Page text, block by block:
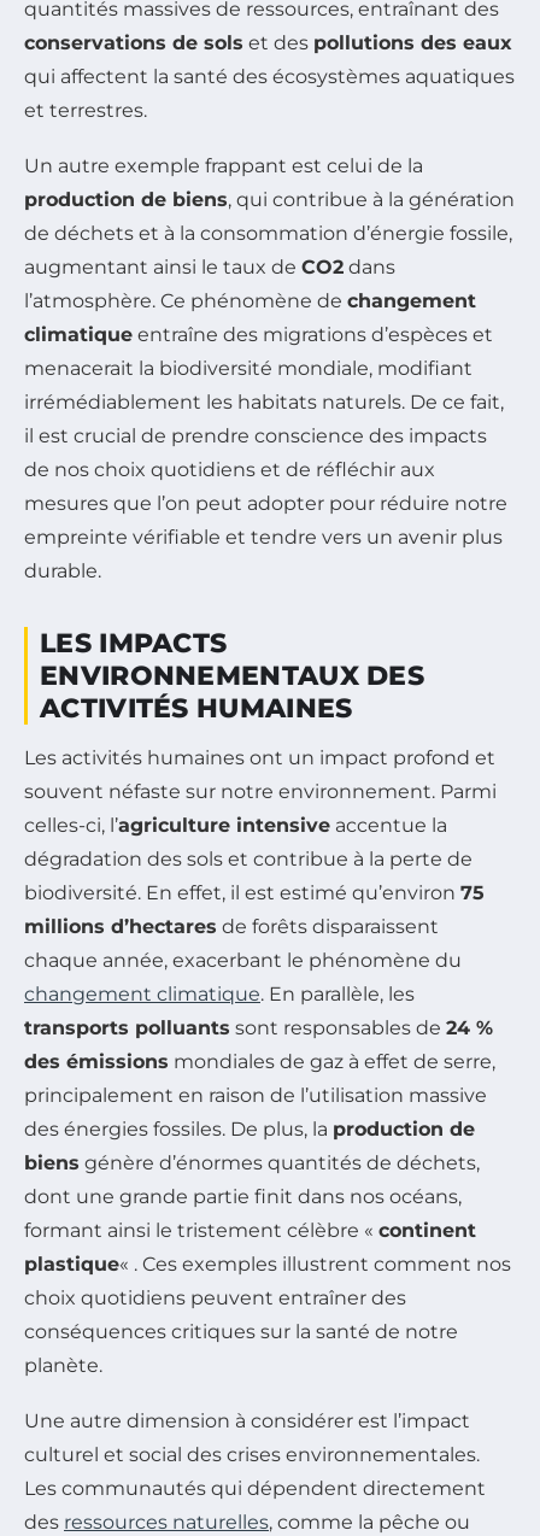
quantités massives de ressources, entraînant des
conservations de sols et des pollutions des eaux
qui affectent la santé des écosystèmes aquatiques
et terrestres.
Un autre exemple frappant est celui de la
production de biens, qui contribue à la génération
de déchets et à la consommation d’énergie fossile,
augmentant ainsi le taux de CO2 dans
l’atmosphère. Ce phénomène de changement
climatique entraîne des migrations d’espèces et
menacerait la biodiversité mondiale, modifiant
irrémédiablement les habitats naturels. De ce fait,
il est crucial de prendre conscience des impacts
de nos choix quotidiens et de réfléchir aux
mesures que l’on peut adopter pour réduire notre
empreinte vérifiable et tendre vers un avenir plus
durable.
LES IMPACTS
ENVIRONNEMENTAUX DES
ACTIVITÉS HUMAINES
Les activités humaines ont un impact profond et
souvent néfaste sur notre environnement. Parmi
celles-ci, l’agriculture intensive accentue la
dégradation des sols et contribue à la perte de
biodiversité. En effet, il est estimé qu’environ 75
millions d’hectares de forêts disparaissent
chaque année, exacerbant le phénomène du
changement climatique. En parallèle, les
transports polluants sont responsables de 24 %
des émissions mondiales de gaz à effet de serre,
principalement en raison de l’utilisation massive
des énergies fossiles. De plus, la production de
biens génère d’énormes quantités de déchets,
dont une grande partie finit dans nos océans,
formant ainsi le tristement célèbre « continent
plastique« . Ces exemples illustrent comment nos
choix quotidiens peuvent entraîner des
conséquences critiques sur la santé de notre
planète.
Une autre dimension à considérer est l’impact
culturel et social des crises environnementales.
Les communautés qui dépendent directement
des ressources naturelles, comme la pêche ou